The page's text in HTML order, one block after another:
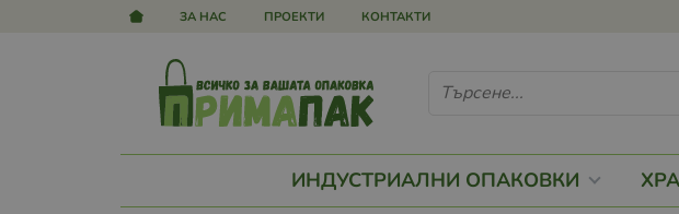
ЗА НАС ПРОЕКТИ КОНТАКТИ
ИНДУСТРИАЛНИ ОПАКОВКИ